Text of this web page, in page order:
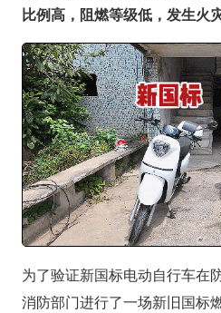
比例高，阻燃等级低，发生火
为了验证新国标电动自行车在
消防部门进行了一场新旧国标